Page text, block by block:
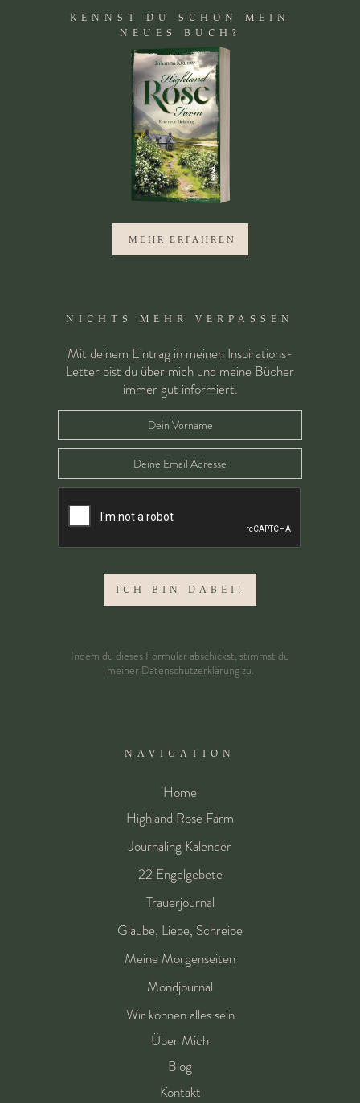
KENNST DU SCHON MEIN
NEUES BUCH?
MEHR ERFAHREN
NICHTS MEHR VERPASSEN
Mit deinem Eintrag in meinen Inspirations-
Letter bist du über mich und meine Bücher
immer gut informiert.
Indem du dieses Formular abschickst, stimmst du
meiner Datenschutzerklärungzu.
NAVIGATION
Home
Highland Rose Farm
Journaling Kalender
22 Engelgebete
Trauerjournal
Glaube, Liebe, Schreibe
Meine Morgenseiten
Mondjournal
Wir können alles sein
Über Mich
Blog
Kontakt